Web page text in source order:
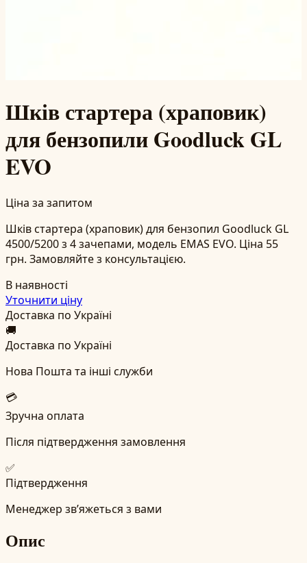
Шків стартера (храповик)
для бензопили Goodluck GL
EVO
Ціна за запитом
Шків стартера (храповик) для бензопил Goodluck GL
4500/5200 з 4 зачепами, модель EMAS EVO. Ціна 55
грн. Замовляйте з консультацією.
В наявності
Уточнити ціну
Доставка по Україні
🚚
Доставка по Україні
Нова Пошта та інші служби
💳
Зручна оплата
Після підтвердження замовлення
✅
Підтвердження
Менеджер зв’яжеться з вами
Опис